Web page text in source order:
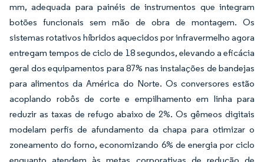
mm, adequada para painéis de instrumentos que integram
botões funcionais sem mão de obra de montagem. Os
sistemas rotativos híbridos aquecidos por infravermelho agora
entregam tempos de ciclo de 18 segundos, elevando a eficácia
geral dos equipamentos para 87% nas instalações de bandejas
para alimentos da América do Norte. Os conversores estão
acoplando robôs de corte e empilhamento em linha para
reduzir as taxas de refugo abaixo de 2%. Os gêmeos digitais
modelam perfis de afundamento da chapa para otimizar o
zoneamento do forno, economizando 6% de energia por ciclo